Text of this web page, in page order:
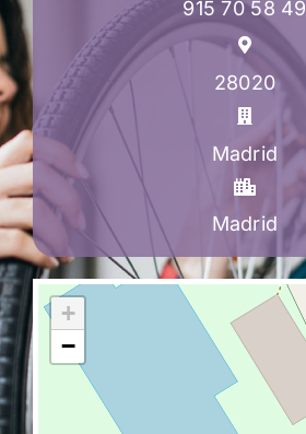
915 70 58 49
28020
Madrid
Madrid
+
−